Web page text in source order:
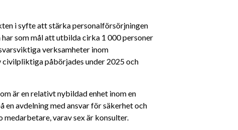
i syfte att stärka personalförsörjningen
som mål att utbilda cirka 1 000 personer
verksamheter inom
påbörjades under 2025 och
är en relativt nybildad enhet inom en
avdelning med ansvar för säkerhet och
medarbetare, varav sex är konsulter.